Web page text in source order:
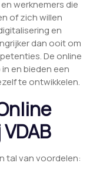
werknemers die
of zich willen
en
dan ooit om
De online
en bieden een
te ontwikkelen.
tal van voordelen: